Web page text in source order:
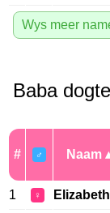
Wys meer
Baba
# ♂ Naam
1 ♀ Elizabeth